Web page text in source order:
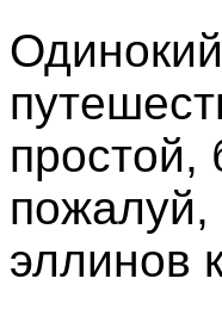
простой,
пожалуй,
эллинов